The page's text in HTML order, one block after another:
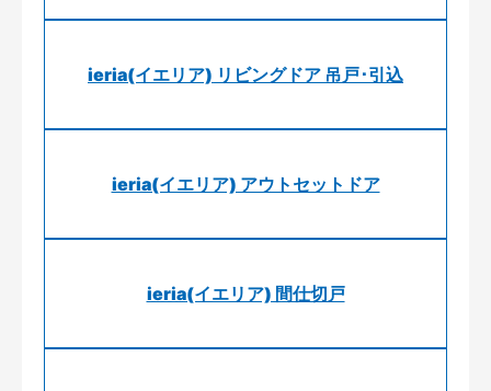
ieria(イエリア) リビングドア 吊戸･引込
ieria(イエリア) アウトセットドア
ieria(イエリア) 間仕切戸